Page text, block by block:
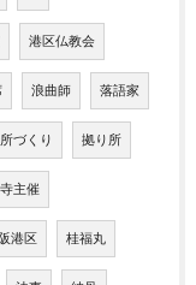
港区仏教会
浪曲師 落語家
づくり 拠り所
主催
港区 桂福丸